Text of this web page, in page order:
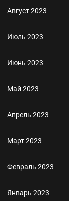
Август 2023
Июль 2023
Июнь 2023
Май 2023
Апрель 2023
Март 2023
Февраль 2023
Январь 2023